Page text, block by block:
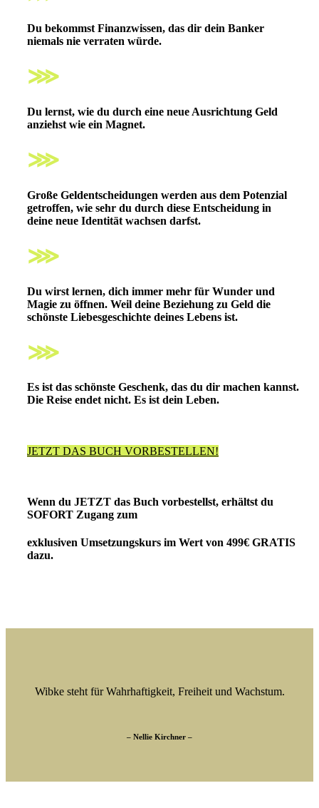
Du bekommst Finanzwissen, das dir dein Banker
niemals nie verraten würde.
⋙
Du lernst, wie du durch eine neue Ausrichtung Geld
anziehst wie ein Magnet.
⋙
Große Geldentscheidungen werden aus dem Potenzial
getroffen, wie sehr du durch diese Entscheidung in
deine neue Identität wachsen darfst.
⋙
Du wirst lernen, dich immer mehr für Wunder und
Magie zu öffnen. Weil deine Beziehung zu Geld die
schönste Liebesgeschichte deines Lebens ist.
⋙
Es ist das schönste Geschenk, das du dir machen kannst.
Die Reise endet nicht. Es ist dein Leben.
JETZT DAS BUCH VORBESTELLEN!
Wenn du JETZT das Buch vorbestellst, erhältst du
SOFORT Zugang zum
exklusiven Umsetzungskurs im Wert von 499€ GRATIS
dazu.
Wibke steht für Wahrhaftigkeit, Freiheit und Wachstum.
– Nellie Kirchner –